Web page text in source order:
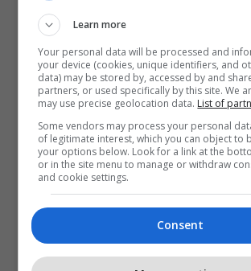
Learn more
Your personal data will be processed and
your device (cookies, unique identifiers, and
data) may be stored by, accessed by and
partners, or used specifically by this site. We
may use precise geolocation data. List of
Some vendors may process your personal
of legitimate interest, which you can object to
your options below. Look for a link at the
or in the site menu to manage or withdraw
and cookie settings.
Consent